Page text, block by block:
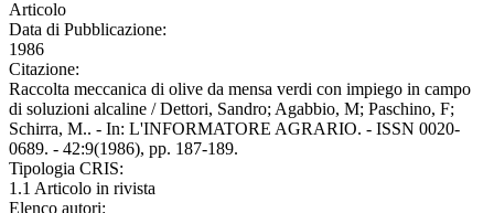
Articolo
Data di Pubblicazione:
1986
Citazione:
Raccolta meccanica di olive da mensa verdi con impiego in campo
di soluzioni alcaline / Dettori, Sandro; Agabbio, M; Paschino, F;
Schirra, M.. - In: L'INFORMATORE AGRARIO. - ISSN 0020-
0689. - 42:9(1986), pp. 187-189.
Tipologia CRIS:
1.1 Articolo in rivista
Elenco autori: